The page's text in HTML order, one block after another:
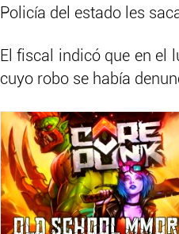
Policía del estado les
El fiscal indicó que en el
cuyo robo se había